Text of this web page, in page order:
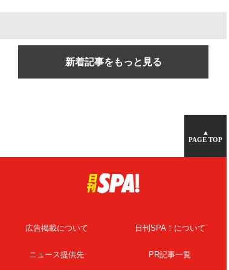
新着記事をもっと見る
▲
PAGE TOP
広告掲載について 日刊SPA！について
ニュース提供先 PR記事一覧